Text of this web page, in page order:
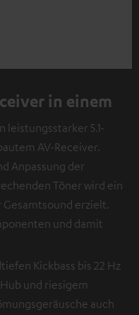
in einem
leistungsstarker 5.1-
AV-Receiver.
Anpassung der
Töner wird ein
erzielt.
und damit
Kickbass bis 22 Hz
und riesigem
auch